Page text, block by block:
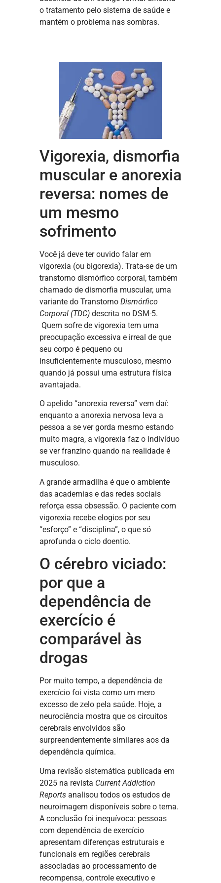
o tratamento pelo sistema de saúde e
mantém o problema nas sombras.
Vigorexia, dismorfia
muscular e anorexia
reversa: nomes de
um mesmo
sofrimento
Você já deve ter ouvido falar em
vigorexia (ou bigorexia). Trata-se de um
transtorno dismórfico corporal, também
chamado de dismorfia muscular, uma
variante do Transtorno Dismórfico
Corporal (TDC) descrita no DSM-5.
Quem sofre de vigorexia tem uma
preocupação excessiva e irreal de que
seu corpo é pequeno ou
insuficientemente musculoso, mesmo
quando já possui uma estrutura física
avantajada.
O apelido “anorexia reversa” vem daí:
enquanto a anorexia nervosa leva a
pessoa a se ver gorda mesmo estando
muito magra, a vigorexia faz o indivíduo
se ver franzino quando na realidade é
musculoso.
A grande armadilha é que o ambiente
das academias e das redes sociais
reforça essa obsessão. O paciente com
vigorexia recebe elogios por seu
“esforço” e “disciplina”, o que só
aprofunda o ciclo doentio.
O cérebro viciado:
por que a
dependência de
exercício é
comparável às
drogas
Por muito tempo, a dependência de
exercício foi vista como um mero
excesso de zelo pela saúde. Hoje, a
neurociência mostra que os circuitos
cerebrais envolvidos são
surpreendentemente similares aos da
dependência química.
Uma revisão sistemática publicada em
2025 na revista Current Addiction
Reports analisou todos os estudos de
neuroimagem disponíveis sobre o tema.
A conclusão foi inequívoca: pessoas
com dependência de exercício
apresentam diferenças estruturais e
funcionais em regiões cerebrais
associadas ao processamento de
recompensa, controle executivo e